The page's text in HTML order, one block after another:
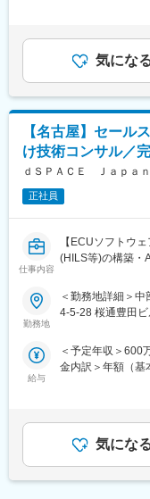
創立100周年以上
など福岡の主要企
ています。
変更の範囲：会社
その他、顧客企業
イカスト機など
トヨタ・日産・
■中途社員の声：
・伝統的に任せる
場で上手く稼働し
・他業界出身の中
■当社の魅力：
リング企業とし
トヨタ、日産、ホ
トシステムを、
す。
また、当社は
認定され、産業
をトータルでサ
は固定手当を含
気にな
【名古屋】セー
け技術コンサル／
ｄＳＰＡＣＥ Ｊａｐａ
正社員
仕事内容
【ECUソフトウ
(HILS等)の構築・
需要増に伴い引
■業務内容：
します。
・顧客が抱える技
・dSPACE
リューション企画
・顧客に提供する
勤務地
＜勤務地詳細＞
4-5-28 桜通豊田ビ
ーク含む）
給与
＜予定年収＞600
金内訳＞年額（基
あり、選考を通
手当を含めた表記
気にな